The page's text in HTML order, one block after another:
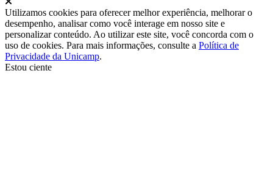
Utilizamos cookies para oferecer melhor experiência, melhorar o
desempenho, analisar como você interage em nosso site e
personalizar conteúdo. Ao utilizar este site, você concorda com o
uso de cookies. Para mais informações, consulte a Política de
Privacidade da Unicamp.
Estou ciente